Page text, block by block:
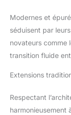
Modernes et
séduisent par
novateurs comme
transition fluide
Extensions
Respectant
harmonieusement